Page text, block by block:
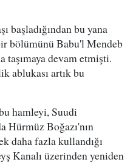
başladığından bu yana
bölümünü Babu'l Mendeb
devam etmişti.
ablukası artık bu
hamleyi, Suudi
Hürmüz Boğazı'nın
daha fazla kullandığı
Kanalı üzerinden yeniden